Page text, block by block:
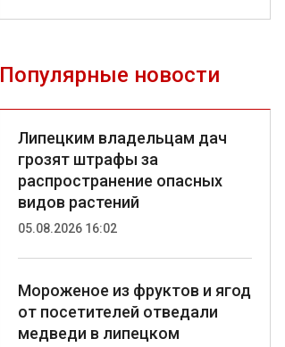
Популярные новости
Липецким владельцам дач
грозят штрафы за
распространение опасных
видов растений
05.08.2026 16:02
Мороженое из фруктов и ягод
от посетителей отведали
медведи в липецком